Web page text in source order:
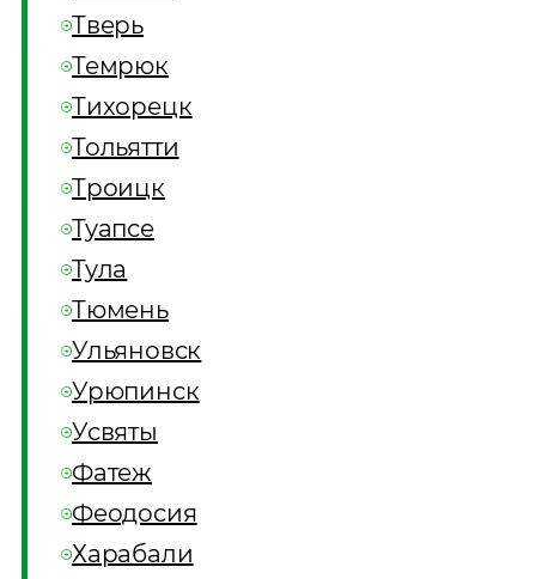
Тверь
Темрюк
Тихорецк
Тольятти
Троицк
Туапсе
Тула
Тюмень
Ульяновск
Урюпинск
Усвяты
Фатеж
Феодосия
Харабали